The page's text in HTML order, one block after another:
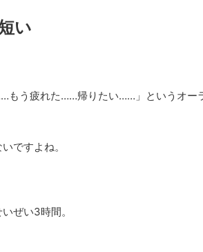
い
もう疲れた……帰りたい……」というオー
ですよね。
ぜい3時間。